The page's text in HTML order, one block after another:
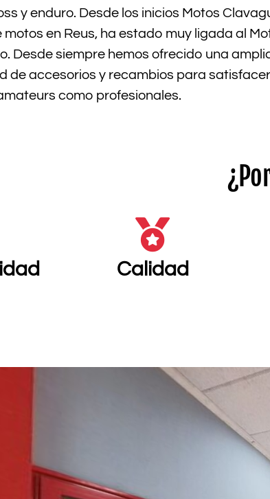
y enduro. Desde los inicios Motos
motos en Reus, ha estado muy ligada al
Desde siempre hemos ofrecido una
de accesorios y recambios para
como profesionales.
Calidad